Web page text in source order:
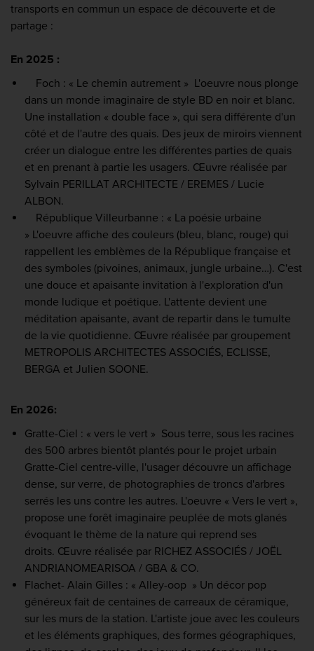
transports en commun un espace de découverte et de
partage :
En 2025 :
Foch : « Le chemin autrement » L'oeuvre nous plonge
dans un monde imaginaire de style BD en noir et blanc.
Une installation « double face », qui sera différente d'un
côté et de l'autre des quais. Des jeux de miroirs viennent
créer un dialogue entre les différentes parties de quais
et en prenant à partie les usagers. Œuvre réalisée par
Sylvain PERILLAT ARCHITECTE / EREMES / Lucie
ALBON.
République Villeurbanne : « La poésie urbaine
» L'oeuvre affiche des couleurs (bleu, blanc, rouge) qui
rappellent les emblèmes de la République française et
des symboles (pivoines, animaux, jungle urbaine…). C'est
une douce et apaisante invitation à l'exploration d'un
monde ludique et poétique. L'attente devient une
méditation apaisante, avant de repartir dans le tumulte
de la vie quotidienne. Œuvre réalisée par groupement
METROPOLIS ARCHITECTES ASSOCIÉS, ECLISSE,
BERGA et Julien SOONE.
En 2026:
Gratte-Ciel : « vers le vert » Sous terre, sous les racines
des 500 arbres bientôt plantés pour le projet urbain
Gratte-Ciel centre-ville, l'usager découvre un affichage
dense, sur verre, de photographies de troncs d'arbres
serrés les uns contre les autres. L'oeuvre « Vers le vert »,
propose une forêt imaginaire peuplée de mots glanés
évoquant le thème de la nature qui reprend ses
droits. Œuvre réalisée par RICHEZ ASSOCIÉS / JOËL
ANDRIANOMEARISOA / GBA & CO.
Flachet- Alain Gilles : « Alley-oop » Un décor pop
généreux fait de centaines de carreaux de céramique,
sur les murs de la station. L'artiste joue avec les couleurs
et les éléments graphiques, des formes géographiques,